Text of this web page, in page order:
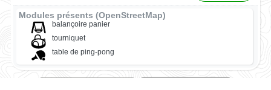
Modules présents (OpenStreetMap)
balançoire panier
tourniquet
table de ping-pong